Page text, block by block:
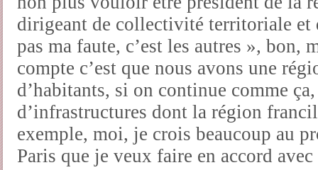
dirigeant de collectivité territoriale et
pas ma faute, c’est les autres », bon,
compte c’est que nous avons une
d’habitants, si on continue comme
d’infrastructures dont la région
exemple, moi, je crois beaucoup au
Paris que je veux faire en accord